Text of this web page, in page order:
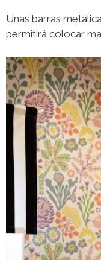
Unas barras
permitirá colocar